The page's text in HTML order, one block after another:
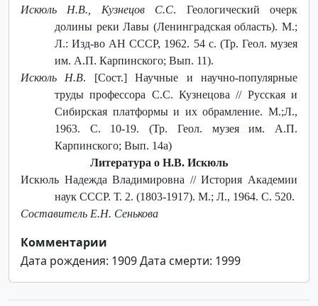
Искюль Н.В., Кузнецов С.С. Геологический очерк
долины реки Лавы (Ленинградская область). М.;
Л.: Изд-во АН СССР, 1962. 54 с. (Тр. Геол. музея
им. А.П. Карпинского; Вып. 11).
Искюль Н.В. [Сост.] Научные и научно-популярные
труды профессора С.С. Кузнецова // Русская и
Сибирская платформы и их обрамление. М.;Л.,
1963. С. 10-19. (Тр. Геол. музея им. А.П.
Карпинского; Вып. 14а)
Литература о Н.В. Искюль
Искюль Надежда Владимировна // История Академии
наук СССР. Т. 2. (1803-1917). М.; Л., 1964. С. 520.
Составитель Е.Н. Сенькова
Комментарии
Дата рождения: 1909 Дата смерти: 1999